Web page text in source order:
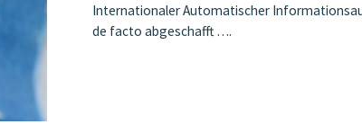
Internationaler Automatischer
de facto abgeschafft ….